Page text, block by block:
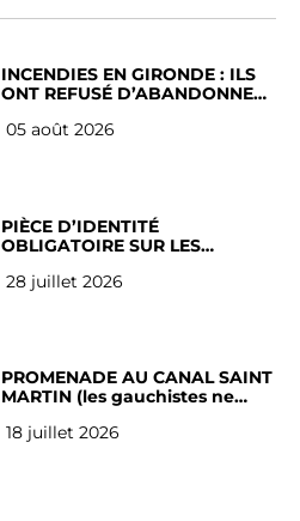
INCENDIES EN GIRONDE : ILS
ONT REFUSÉ D’ABANDONNER
05 août 2026
PIÈCE D’IDENTITÉ
OBLIGATOIRE SUR LES
Français
28 juillet 2026
PROMENADE AU CANAL SAINT
MARTIN (les gauchistes ne
18 juillet 2026